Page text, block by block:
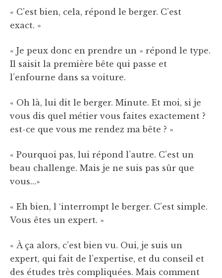
« C’est bien, cela, répond le berger. C’est
exact. »
« Je peux donc en prendre un » répond le type.
Il saisit la première bête qui passe et
l’enfourne dans sa voiture.
« Oh là, lui dit le berger. Minute. Et moi, si je
vous dis quel métier vous faites exactement ?
est-ce que vous me rendez ma bête ? »
« Pourquoi pas, lui répond l’autre. C’est un
beau challenge. Mais je ne suis pas sûr que
vous…»
« Eh bien, l ‘interrompt le berger. C’est simple.
Vous êtes un expert. »
« À ça alors, c’est bien vu. Oui, je suis un
expert, qui fait de l’expertise, et du conseil et
des études très compliquées. Mais comment